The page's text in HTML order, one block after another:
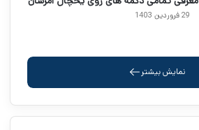
29 فروردین 1403
نمایش بیشتر